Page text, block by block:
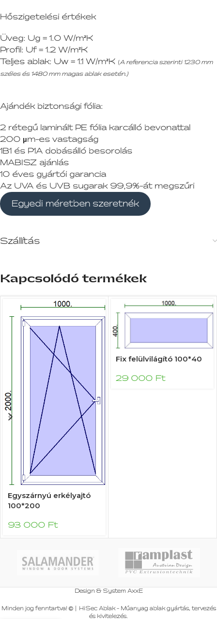
Hőszigetelési értékek
Üveg: Ug = 1.0 W/m²K
Profil: Uf = 1.2 W/m²K
Teljes ablak: Uw = 1.1 W/m²K (A referencia szerinti 1230 mm
széles és 1480 mm magas ablak esetén.)
Ajándék biztonsági fólia:
2 rétegű laminált PE fólia karcálló bevonattal
200 µm-es vastagság
1B1 és P1A dobásálló besorolás
MABISZ ajánlás
10 éves gyártói garancia
Az UVA és UVB sugarak 99,9%-át megszűri
Egyedi méretben szeretnék
Szállítás
Kapcsolódó termékek
Egyszárnyú erkélyajtó
100*200
93 000 Ft
Fix felülvilágító 100*40
29 000 Ft
Design & System AxxE
Minden jog fenntartva! |
HiSec Ablak - Műanyag ablak gyártás, tervezés
és kivitelezés